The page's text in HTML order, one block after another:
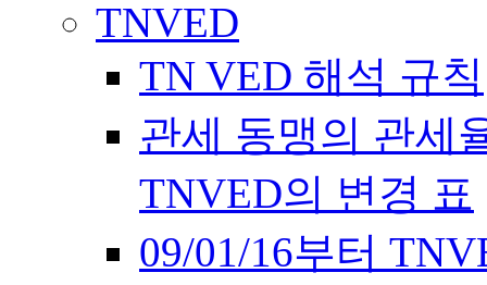
TNVED
TN VED 해석 규칙
관세 동맹의 관세
TNVED의 변경 표
09/01/16부터